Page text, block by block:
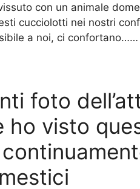
con un animale
cucciolotti nei nostri
a noi, ci confortano……
foto
ho visto